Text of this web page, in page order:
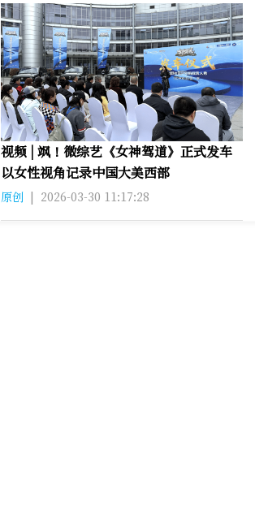
视频 | 飒！微综艺《女神驾道》正式发车
以女性视角记录中国大美西部
原创 | 2026-03-30 11:17:28